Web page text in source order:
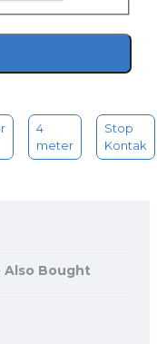
4
meter
Stop
Kontak
Also Bought